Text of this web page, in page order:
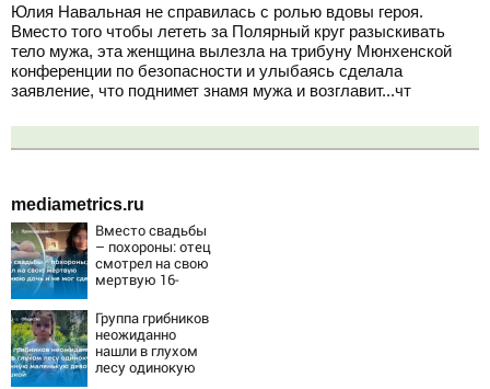
Юлия Навальная не справилась с ролью вдовы героя.
Вместо того чтобы лететь за Полярный круг разыскивать
тело мужа, эта женщина вылезла на трибуну Мюнхенской
конференции по безопасности и улыбаясь сделала
заявление, что поднимет знамя мужа и возглавит...чт
mediametrics.ru
Вместо свадьбы
– похороны: отец
смотрел на свою
мертвую 16-
мог сдержать
слезы
Группа грибников
неожиданно
нашли в глухом
лесу одинокую